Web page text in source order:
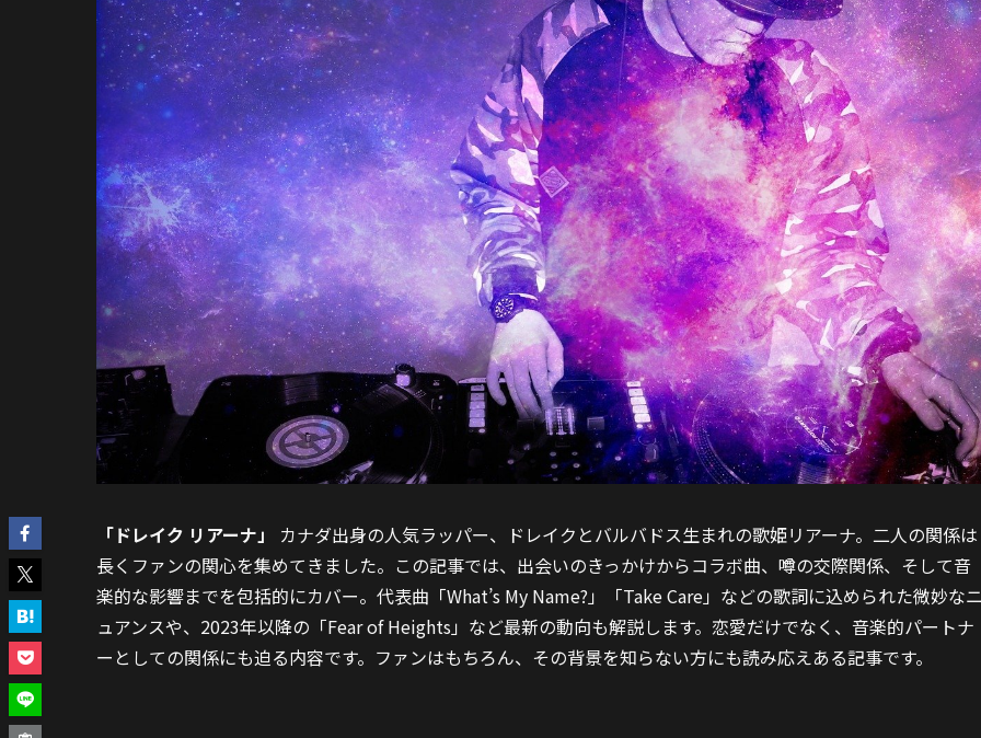
「ドレイク リアーナ」
カナダ出身の人気ラッパー、ドレイクとバルバドス生まれの歌姫リアーナ。二人の関係は
長くファンの関心を集めてきました。この記事では、出会いのきっかけからコラボ曲、噂の交際関係、そして音
楽的な影響までを包括的にカバー。代表曲「What’s My Name?」「Take Care」などの歌詞に込められた微妙な
ュアンスや、2023年以降の「Fear of Heights」など最新の動向も解説します。恋愛だけでなく、音楽的パートナ
ーとしての関係にも迫る内容です。ファンはもちろん、その背景を知らない方にも読み応えある記事です。